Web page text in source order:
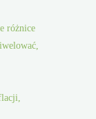
różnice